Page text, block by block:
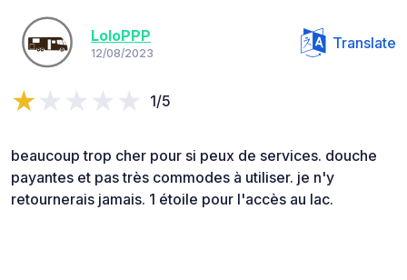
LoloPPP
12/08/2023
Translate
1/5
beaucoup trop cher pour si peux de services. douche
payantes et pas très commodes à utiliser. je n'y
retournerais jamais. 1 étoile pour l'accès au lac.